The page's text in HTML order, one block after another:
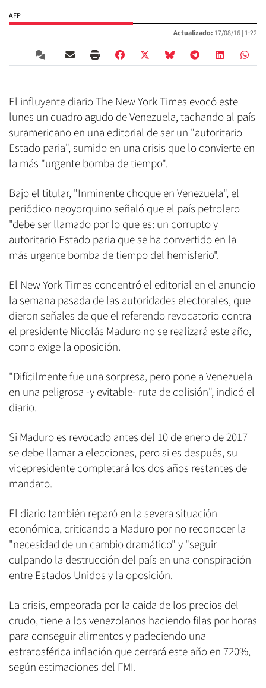
AFP
Actualizado: 17/08/16 | 1:22
El influyente diario The New York Times evocó este
lunes un cuadro agudo de Venezuela, tachando al país
suramericano en una editorial de ser un "autoritario
Estado paria", sumido en una crisis que lo convierte en
la más "urgente bomba de tiempo".
Bajo el titular, "Inminente choque en Venezuela", el
periódico neoyorquino señaló que el país petrolero
"debe ser llamado por lo que es: un corrupto y
autoritario Estado paria que se ha convertido en la
más urgente bomba de tiempo del hemisferio".
El New York Times concentró el editorial en el anuncio
la semana pasada de las autoridades electorales, que
dieron señales de que el referendo revocatorio contra
el presidente Nicolás Maduro no se realizará este año,
como exige la oposición.
"Difícilmente fue una sorpresa, pero pone a Venezuela
en una peligrosa -y evitable- ruta de colisión", indicó el
diario.
Si Maduro es revocado antes del 10 de enero de 2017
se debe llamar a elecciones, pero si es después, su
vicepresidente completará los dos años restantes de
mandato.
El diario también reparó en la severa situación
económica, criticando a Maduro por no reconocer la
"necesidad de un cambio dramático" y "seguir
culpando la destrucción del país en una conspiración
entre Estados Unidos y la oposición.
La crisis, empeorada por la caída de los precios del
crudo, tiene a los venezolanos haciendo filas por horas
para conseguir alimentos y padeciendo una
estratosférica inflación que cerrará este año en 720%,
según estimaciones del FMI.